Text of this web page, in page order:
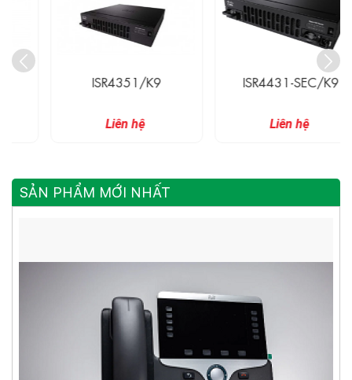
ISR4351/K9
Liên hệ
ISR4431-SEC/K9
Liên hệ
SẢN PHẨM MỚI NHẤT